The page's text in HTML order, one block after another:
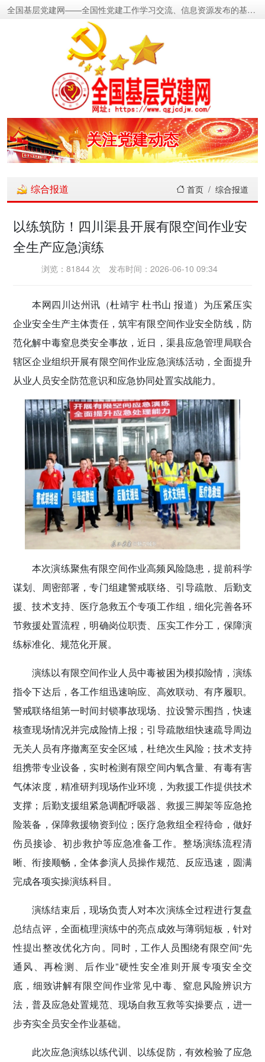
全国基层党建网——全国性党建工作学习交流、信息资源发布的基层党建新闻门户网
密切党群关系
传递党的声音
关注党建动态
传播党建理论
传递党的声音
综合报道 首页 综合报道
以练筑防！四川渠县开展有限空间作业安
全生产应急演练
浏览：81844 次 发布时间：2026-06-10 09:34
本网四川达州讯（杜靖宇 杜书山 报道） 为压紧压实
企业安全生产主体责任，筑牢有限空间作业安全防线，防
范化解中毒窒息类安全事故，近日，渠县应急管理局联合
辖区企业组织开展有限空间作业应急演练活动，全面提升
从业人员安全防范意识和应急协同处置实战能力。
本次演练聚焦有限空间作业高频风险隐患，提前科学
谋划、周密部署，专门组建警戒联络、引导疏散、后勤支
援、技术支持、医疗急救五个专项工作组，细化完善各环
节救援处置流程，明确岗位职责、压实工作分工，保障演
练标准化、规范化开展。
演练以有限空间作业人员中毒被困为模拟险情，演练
指令下达后，各工作组迅速响应、高效联动、有序履职。
警戒联络组第一时间封锁事故现场、拉设警示围挡，快速
核查现场情况并完成险情上报；引导疏散组快速疏导周边
无关人员有序撤离至安全区域，杜绝次生风险；技术支持
组携带专业设备，实时检测有限空间内氧含量、有毒有害
气体浓度，精准研判现场作业环境，为救援工作提供技术
支撑；后勤支援组紧急调配呼吸器、救援三脚架等应急抢
险装备，保障救援物资到位；医疗急救组全程待命，做好
伤员接诊、初步救护等应急准备工作。整场演练流程清
晰、衔接顺畅，全体参演人员操作规范、反应迅速，圆满
完成各项实操演练科目。
演练结束后，现场负责人对本次演练全过程进行复盘
总结点评，全面梳理演练中的亮点成效与薄弱短板，针对
性提出整改优化方向。同时，工作人员围绕有限空间“先
通风、再检测、后作业”硬性安全准则开展专项安全交
底，细致讲解有限空间作业常见中毒、窒息风险辨识方
法，普及应急处置规范、现场自救互救等实操要点，进一
步夯实全员安全作业基础。
此次应急演练以练代训、以练促防，有效检验了应急